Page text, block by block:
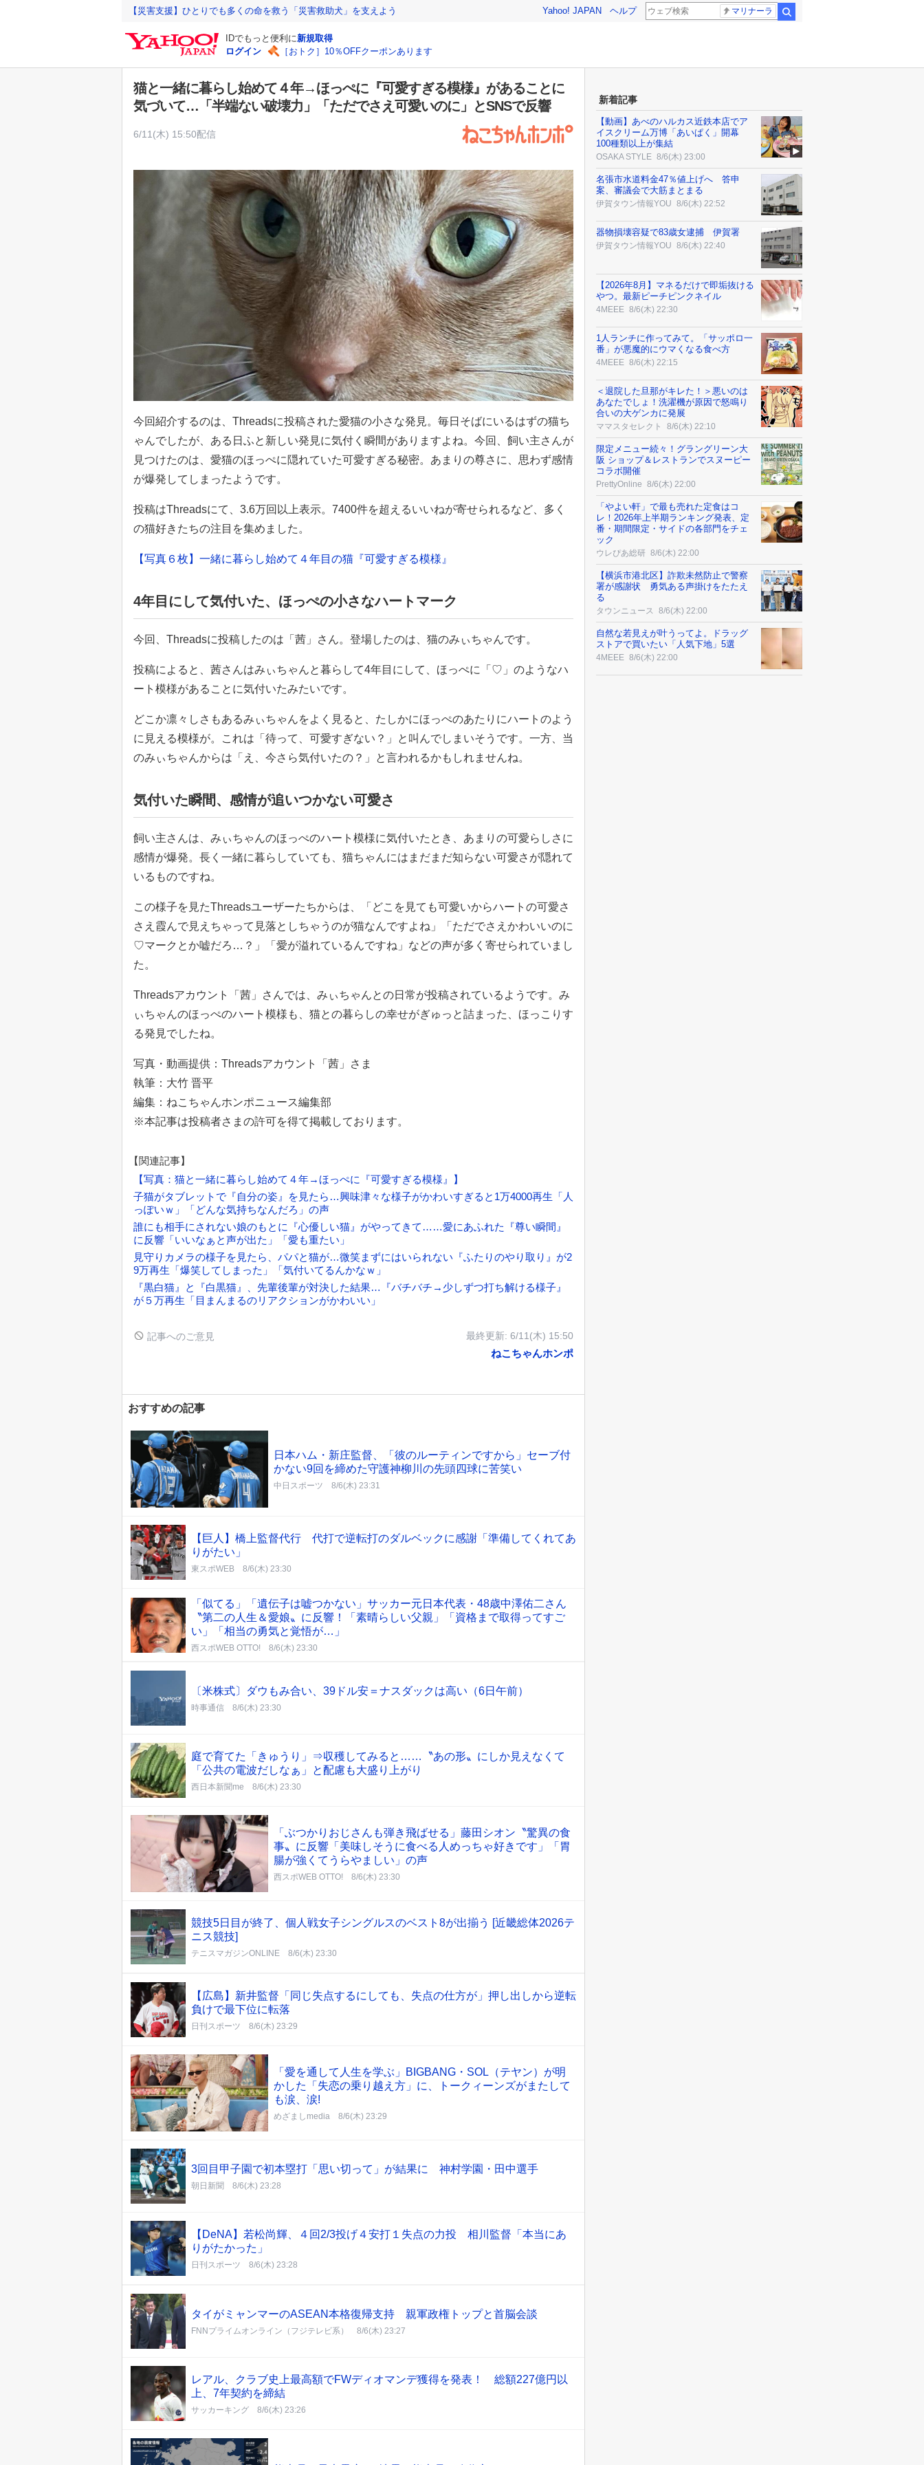
【災害支援】ひとりでも多くの命を救う「災害救助犬」を支えよう Yahoo! JAPAN ヘルプ マリナーラ
IDでもっと便利に新規取得
ログイン
［おトク］10％OFFクーポンあります
猫と一緒に暮らし始めて４年→ほっぺに『可愛すぎる模様』があることに
気づいて…「半端ない破壊力」「ただでさえ可愛いのに」とSNSで反響
6/11(木) 15:50配信
今回紹介するのは、Threadsに投稿された愛猫の小さな発見。毎日そばにいるはずの猫ち
ゃんでしたが、ある日ふと新しい発見に気付く瞬間がありますよね。今回、飼い主さんが
見つけたのは、愛猫のほっぺに隠れていた可愛すぎる秘密。あまりの尊さに、思わず感情
が爆発してしまったようです。
投稿はThreadsにて、3.6万回以上表示。7400件を超えるいいねが寄せられるなど、多く
の猫好きたちの注目を集めました。
【写真６枚】一緒に暮らし始めて４年目の猫『可愛すぎる模様』
4年目にして気付いた、ほっぺの小さなハートマーク
今回、Threadsに投稿したのは「茜」さん。登場したのは、猫のみぃちゃんです。
投稿によると、茜さんはみぃちゃんと暮らして4年目にして、ほっぺに「♡」のようなハ
ート模様があることに気付いたみたいです。
どこか凛々しさもあるみぃちゃんをよく見ると、たしかにほっぺのあたりにハートのよう
に見える模様が。これは「待って、可愛すぎない？」と叫んでしまいそうです。一方、当
のみぃちゃんからは「え、今さら気付いたの？」と言われるかもしれませんね。
気付いた瞬間、感情が追いつかない可愛さ
飼い主さんは、みぃちゃんのほっぺのハート模様に気付いたとき、あまりの可愛らしさに
感情が爆発。長く一緒に暮らしていても、猫ちゃんにはまだまだ知らない可愛さが隠れて
いるものですね。
この様子を見たThreadsユーザーたちからは、「どこを見ても可愛いからハートの可愛さ
さえ霞んで見えちゃって見落としちゃうのが猫なんですよね」「ただでさえかわいいのに
♡マークとか嘘だろ…？」「愛が溢れているんですね」などの声が多く寄せられていまし
た。
Threadsアカウント「茜」さんでは、みぃちゃんとの日常が投稿されているようです。み
ぃちゃんのほっぺのハート模様も、猫との暮らしの幸せがぎゅっと詰まった、ほっこりす
る発見でしたね。
写真・動画提供：Threadsアカウント「茜」さま
執筆：大竹 晋平
編集：ねこちゃんホンポニュース編集部
※本記事は投稿者さまの許可を得て掲載しております。
【関連記事】
【写真：猫と一緒に暮らし始めて４年→ほっぺに『可愛すぎる模様』】
子猫がタブレットで『自分の姿』を見たら…興味津々な様子がかわいすぎると1万4000再生「人
っぽいｗ」「どんな気持ちなんだろ」の声
誰にも相手にされない娘のもとに『心優しい猫』がやってきて……愛にあふれた『尊い瞬間』
に反響「いいなぁと声が出た」「愛も重たい」
見守りカメラの様子を見たら、パパと猫が…微笑まずにはいられない『ふたりのやり取り』が2
9万再生「爆笑してしまった」「気付いてるんかなｗ」
『黒白猫』と『白黒猫』、先輩後輩が対決した結果…『バチバチ→少しずつ打ち解ける様子』
が５万再生「目まんまるのリアクションがかわいい」
記事へのご意見 最終更新: 6/11(木) 15:50
ねこちゃんホンポ
おすすめの記事
日本ハム・新庄監督、「彼のルーティンですから」セーブ付
かない9回を締めた守護神柳川の先頭四球に苦笑い
中日スポーツ 8/6(木) 23:31
【巨人】橋上監督代行 代打で逆転打のダルベックに感謝「準備してくれてあ
りがたい」
東スポWEB 8/6(木) 23:30
「似てる」「遺伝子は嘘つかない」サッカー元日本代表・48歳中澤佑二さん
〝第二の人生＆愛娘〟に反響！「素晴らしい父親」「資格まで取得ってすご
い」「相当の勇気と覚悟が…」
西スポWEB OTTO! 8/6(木) 23:30
〔米株式〕ダウもみ合い、39ドル安＝ナスダックは高い（6日午前）
時事通信 8/6(木) 23:30
庭で育てた「きゅうり」⇒収穫してみると……〝あの形〟にしか見えなくて
「公共の電波だしなぁ」と配慮も大盛り上がり
西日本新聞me 8/6(木) 23:30
「ぶつかりおじさんも弾き飛ばせる」藤田シオン〝驚異の食
事〟に反響「美味しそうに食べる人めっちゃ好きです」「胃
腸が強くてうらやましい」の声
西スポWEB OTTO! 8/6(木) 23:30
競技5日目が終了、個人戦女子シングルスのベスト8が出揃う [近畿総体2026テ
ニス競技]
テニスマガジンONLINE 8/6(木) 23:30
【広島】新井監督「同じ失点するにしても、失点の仕方が」押し出しから逆転
負けで最下位に転落
日刊スポーツ 8/6(木) 23:29
「愛を通して人生を学ぶ」BIGBANG・SOL（テヤン）が明
かした「失恋の乗り越え方」に、トークィーンズがまたして
も涙、涙!
めざましmedia 8/6(木) 23:29
3回目甲子園で初本塁打「思い切って」が結果に 神村学園・田中選手
朝日新聞 8/6(木) 23:28
【DeNA】若松尚輝、４回2/3投げ４安打１失点の力投 相川監督「本当にあ
りがたかった」
日刊スポーツ 8/6(木) 23:28
タイがミャンマーのASEAN本格復帰支持 親軍政権トップと首脳会談
FNNプライムオンライン（フジテレビ系） 8/6(木) 23:27
レアル、クラブ史上最高額でFWディオマンデ獲得を発表！ 総額227億円以
上、7年契約を締結
サッカーキング 8/6(木) 23:26
新着記事
【動画】あべのハルカス近鉄本店でア
イスクリーム万博「あいぱく」開幕
100種類以上が集結
OSAKA STYLE 8/6(木) 23:00
名張市水道料金47％値上げへ 答申
案、審議会で大筋まとまる
伊賀タウン情報YOU 8/6(木) 22:52
器物損壊容疑で83歳女逮捕 伊賀署
伊賀タウン情報YOU 8/6(木) 22:40
【2026年8月】マネるだけで即垢抜ける
やつ。最新ピーチピンクネイル
4MEEE 8/6(木) 22:30
1人ランチに作ってみて。「サッポロ一
番」が悪魔的にウマくなる食べ方
4MEEE 8/6(木) 22:15
＜退院した旦那がキレた！＞悪いのは
あなたでしょ！洗濯機が原因で怒鳴り
合いの大ゲンカに発展
ママスタセレクト 8/6(木) 22:10
限定メニュー続々！グラングリーン大
阪 ショップ＆レストランでスヌーピー
コラボ開催
PrettyOnline 8/6(木) 22:00
「やよい軒」で最も売れた定食はコ
レ！2026年上半期ランキング発表、定
番・期間限定・サイドの各部門をチェ
ック
ウレぴあ総研 8/6(木) 22:00
【横浜市港北区】詐欺未然防止で警察
署が感謝状 勇気ある声掛けをたたえ
る
タウンニュース 8/6(木) 22:00
自然な若見えが叶うってよ。ドラッグ
ストアで買いたい「人気下地」5選
4MEEE 8/6(木) 22:00